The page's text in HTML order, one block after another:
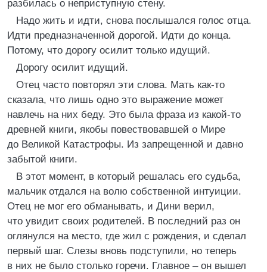
разбилась о неприступную стену.
Надо жить и идти, снова послышался голос отца.
Идти предназначенной дорогой. Идти до конца.
Потому, что дорогу осилит только идущий.
Дорогу осилит идущий.
Отец часто повторял эти слова. Мать как-то
сказала, что лишь одно это выражение может
навлечь на них беду. Это была фраза из какой-то
древней книги, якобы повествовавшей о Мире
до Великой Катастрофы. Из запрещенной и давно
забытой книги.
В этот момент, в который решалась его судьба,
мальчик отдался на волю собственной интуиции.
Отец не мог его обманывать, и Дини верил,
что увидит своих родителей. В последний раз он
оглянулся на место, где жил с рождения, и сделал
первый шаг. Слезы вновь подступили, но теперь
в них не было столько горечи. Главное – он вышел